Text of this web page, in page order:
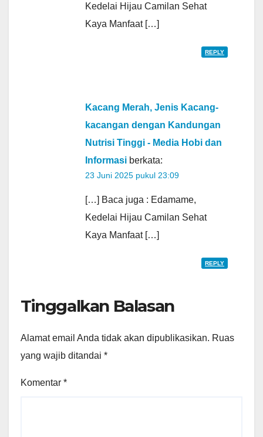
Kedelai Hijau Camilan Sehat
Kaya Manfaat […]
REPLY
Kacang Merah, Jenis Kacang-
kacangan dengan Kandungan
Nutrisi Tinggi - Media Hobi dan
Informasi berkata:
23 Juni 2025 pukul 23:09
[…] Baca juga : Edamame,
Kedelai Hijau Camilan Sehat
Kaya Manfaat […]
REPLY
Tinggalkan Balasan
Alamat email Anda tidak akan dipublikasikan. Ruas
yang wajib ditandai *
Komentar *